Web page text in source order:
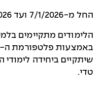
החל מ-7/1/2026 ועד 29/4/2026.
הלימודים מתקיימים
שיתקיים ביחידה לימודי
טדי.